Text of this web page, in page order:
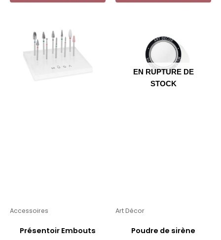
Accessoires
Présentoir Embouts
EN RUPTURE DE
STOCK
Art Décor
Poudre de sirène